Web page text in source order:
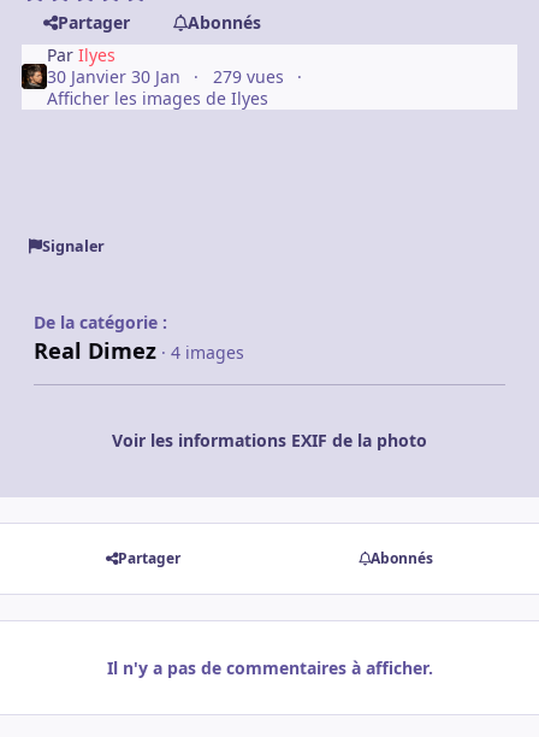
Partager
Abonnés
ParIlyes
30 Janvier30 Jan
279 vues
Afficher les images de Ilyes
Signaler
De la catégorie :
Real Dimez · 4 images
Voir les informations EXIF de la photo
Partager Abonnés
Il n'y a pas de commentaires à afficher.